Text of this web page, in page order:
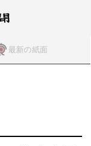
最新の紙面